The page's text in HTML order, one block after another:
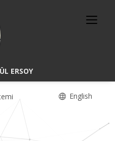
ERSOY
English